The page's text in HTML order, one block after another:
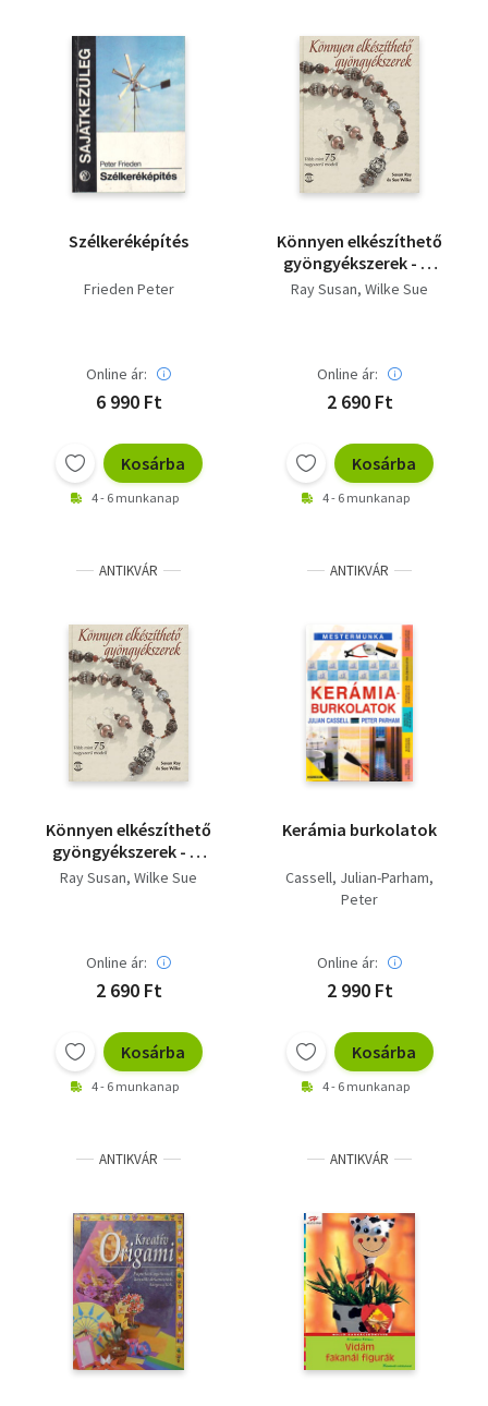
Szélkeréképítés
Frieden Peter
Online ár:
6 990 Ft
Kosárba
4 - 6 munkanap
Könnyen elkészíthető
gyöngyékszerek - Új
állapotú!
Ray Susan Wilke Sue
Online ár:
2 690 Ft
Kosárba
4 - 6 munkanap
ANTIKVÁR
Könnyen elkészíthető
gyöngyékszerek - Új
állapotú!
Ray Susan Wilke Sue
Online ár:
2 690 Ft
Kosárba
4 - 6 munkanap
ANTIKVÁR
Kerámia burkolatok
Cassell, Julian-Parham,
Peter
Online ár:
2 990 Ft
Kosárba
4 - 6 munkanap
ANTIKVÁR ANTIKVÁR